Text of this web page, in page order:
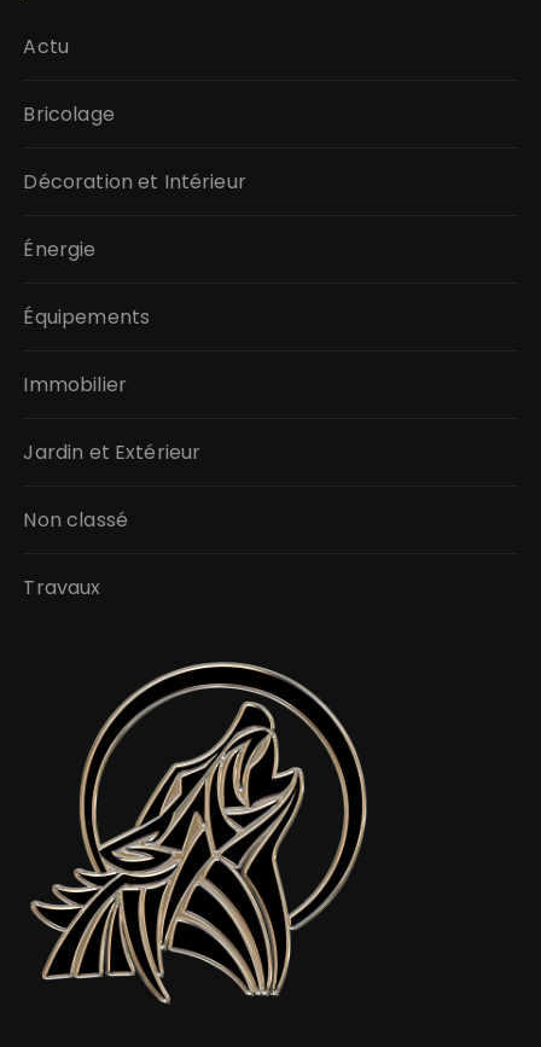
Actu
Bricolage
Décoration et Intérieur
Énergie
Équipements
Immobilier
Jardin et Extérieur
Non classé
Travaux